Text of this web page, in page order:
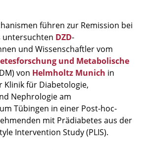
führen zur Remission bei
untersuchten DZD-
und Wissenschaftler vom
und Metabolische
von Helmholtz Munich in
Klinik für Diabetologie,
Nephrologie am
Tübingen in einer Post-hoc-
mit Prädiabetes aus der
Intervention Study (PLIS).